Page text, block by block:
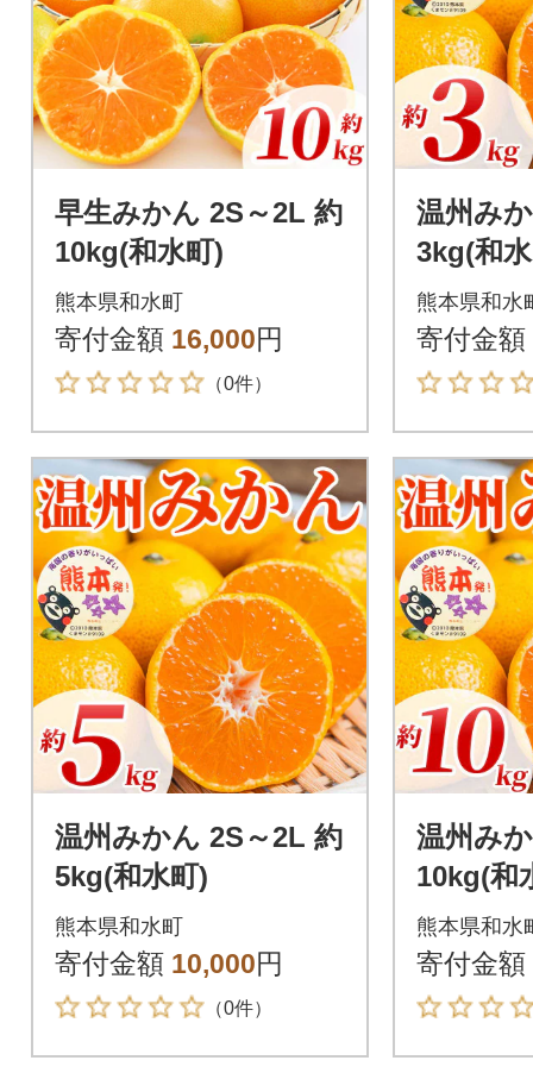
早生みかん 2S～2L 約
10kg(和水町)
熊本県和水町
寄付金額 16,000円
（0件）
温州み
3kg(和
熊本県和水
寄付金額
温州みかん 2S～2L 約
5kg(和水町)
熊本県和水町
寄付金額 10,000円
（0件）
温州み
10kg(和
熊本県和水
寄付金額